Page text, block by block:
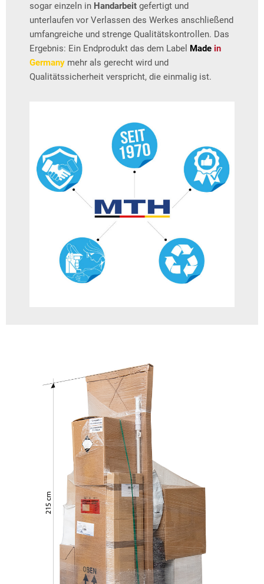
sogar einzeln in Handarbeit gefertigt und
unterlaufen vor Verlassen des Werkes anschließend
umfangreiche und strenge Qualitätskontrollen. Das
Ergebnis: Ein Endprodukt das dem Label Made in
Germany mehr als gerecht wird und
Qualitätssicherheit verspricht, die einmalig ist.